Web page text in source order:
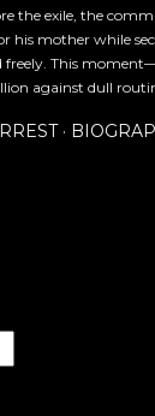
the exile, the
his mother while
freely. This
against dull